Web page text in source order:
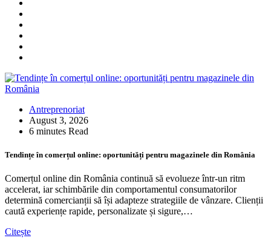
Antreprenoriat
August 3, 2026
6 minutes Read
Tendințe în comerțul online: oportunități pentru magazinele din România
Comerțul online din România continuă să evolueze într-un ritm
accelerat, iar schimbările din comportamentul consumatorilor
determină comercianții să își adapteze strategiile de vânzare. Clienții
caută experiențe rapide, personalizate și sigure,…
Citește